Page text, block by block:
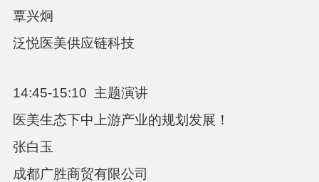
覃兴炯
泛悦医美供应链科技
14:45-15:10 主题演讲
医美生态下中上游产业的规划发展！
张白玉
成都广胜商贸有限公司